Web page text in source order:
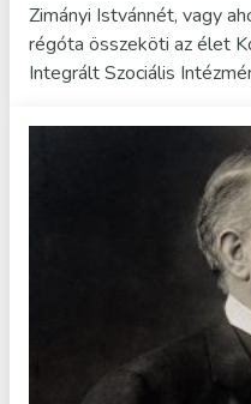
Zimányi Istvánnét, vagy
régóta összeköti az élet
Integrált Szociális